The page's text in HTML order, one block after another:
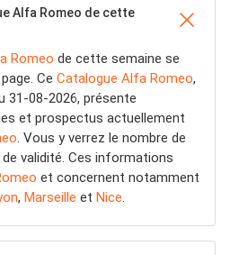
Alfa Romeo de cette
Romeo de cette semaine se
Ce Catalogue Alfa Romeo,
31-08-2026, présente
et prospectus actuellement
. Vous y verrez le nombre de
validité. Ces informations
et concernent notamment
, Marseille et Nice.